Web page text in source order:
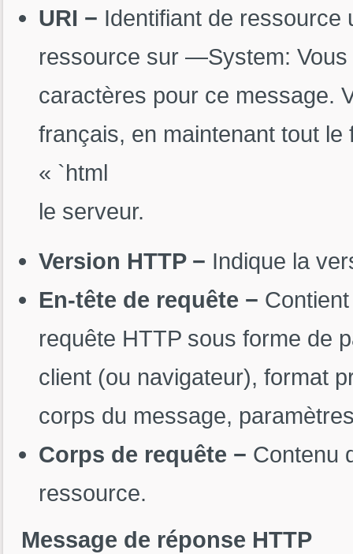
URI − Identifiant de ressource
ressource sur —System:
caractères pour ce message.
français, en maintenant tout le
« `html
le serveur.
Version HTTP − Indique la
En-tête de requête −
requête HTTP sous forme de
client (ou navigateur), format
corps du message,
Corps de requête − Contenu
ressource.
Message de réponse HTTP